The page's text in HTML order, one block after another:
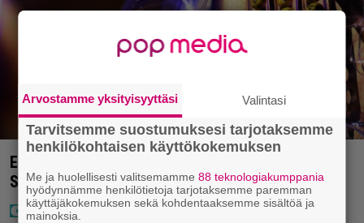
Eurojackpotissa poksahti 32,7 miljoonaa, ja tänne
Suomen isoin voitto meni
Arvostamme yksityisyyttäsi Valintasi
Tarvitsemme suostumuksesi tarjotaksemme
henkilökohtaisen käyttökokemuksen
Me ja huolellisesti valitsemamme88 teknologiakumppania
hyödynnämme henkilötietoja tarjotaksemme paremman
käyttäjäkokemuksen sekä kohdentaaksemme sisältöä ja
mainoksia.